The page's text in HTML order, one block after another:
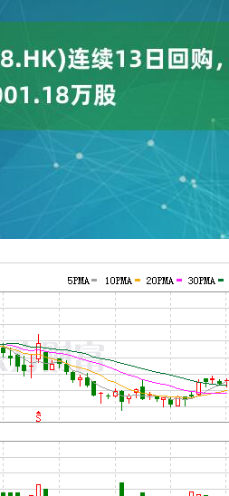
14311.01 200.89 1.42%